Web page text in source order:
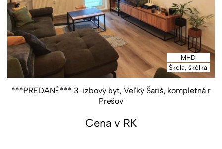
MHD
Škola, škôlka
***PREDANÉ*** 3-izbový byt, Veľký Šariš, kompletná r
Prešov
Cena v RK